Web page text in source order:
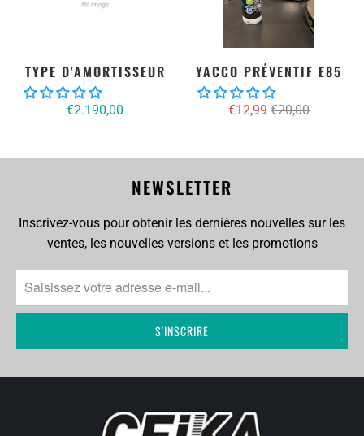
TYPE D'AMORTISSEUR
€2.190,00
YACCO PRÉVENTIF E85
€12,99 €20,00
NEWSLETTER
Inscrivez-vous pour obtenir les dernières nouvelles sur les
ventes, les nouvelles versions et les promotions